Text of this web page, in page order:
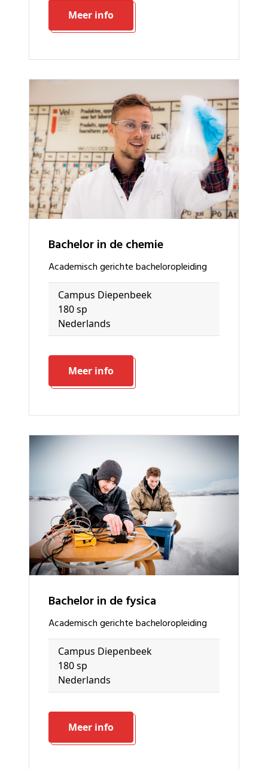
Meer info
bachelor in de chemie
academisch gerichte bacheloropleiding
Campus Diepenbeek
180 sp
Nederlands
Meer info
bachelor in de fysica
academisch gerichte bacheloropleiding
Campus Diepenbeek
180 sp
Nederlands
Meer info